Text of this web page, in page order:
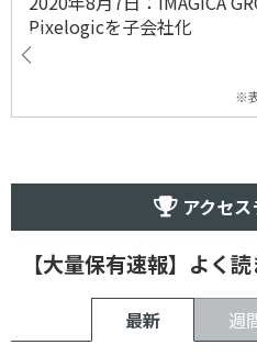
Pixelogicを子会社化
※
アクセス
【大量保有速報】よく
最新 週